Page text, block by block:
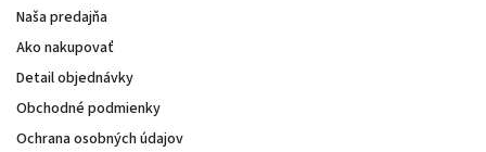
Naša predajňa
Ako nakupovať
Detail objednávky
Obchodné podmienky
Ochrana osobných údajov